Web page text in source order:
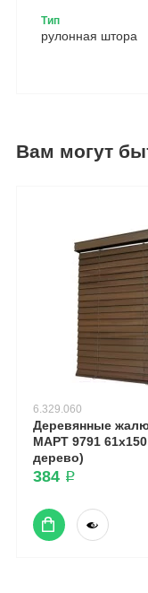
Тип
рулонная штора
Вам могут
6.329.060
Деревянные
МАРТ 9791
дерево)
384 ₽